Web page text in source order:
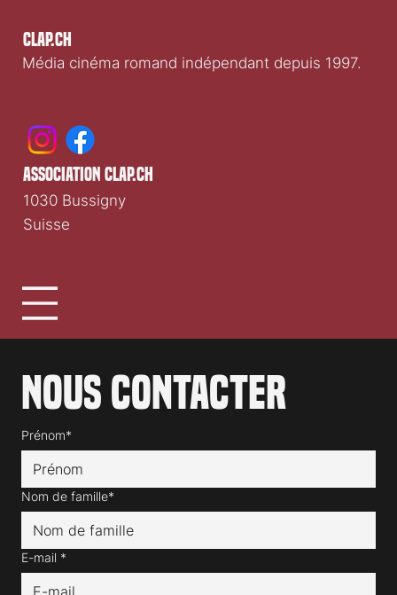
Clap.ch
Média cinéma romand indépendant depuis 1997.
Nous contacter
Prénom*
Nom de famille*
E-mail *
association clap.ch
1030 Bussigny
Suisse